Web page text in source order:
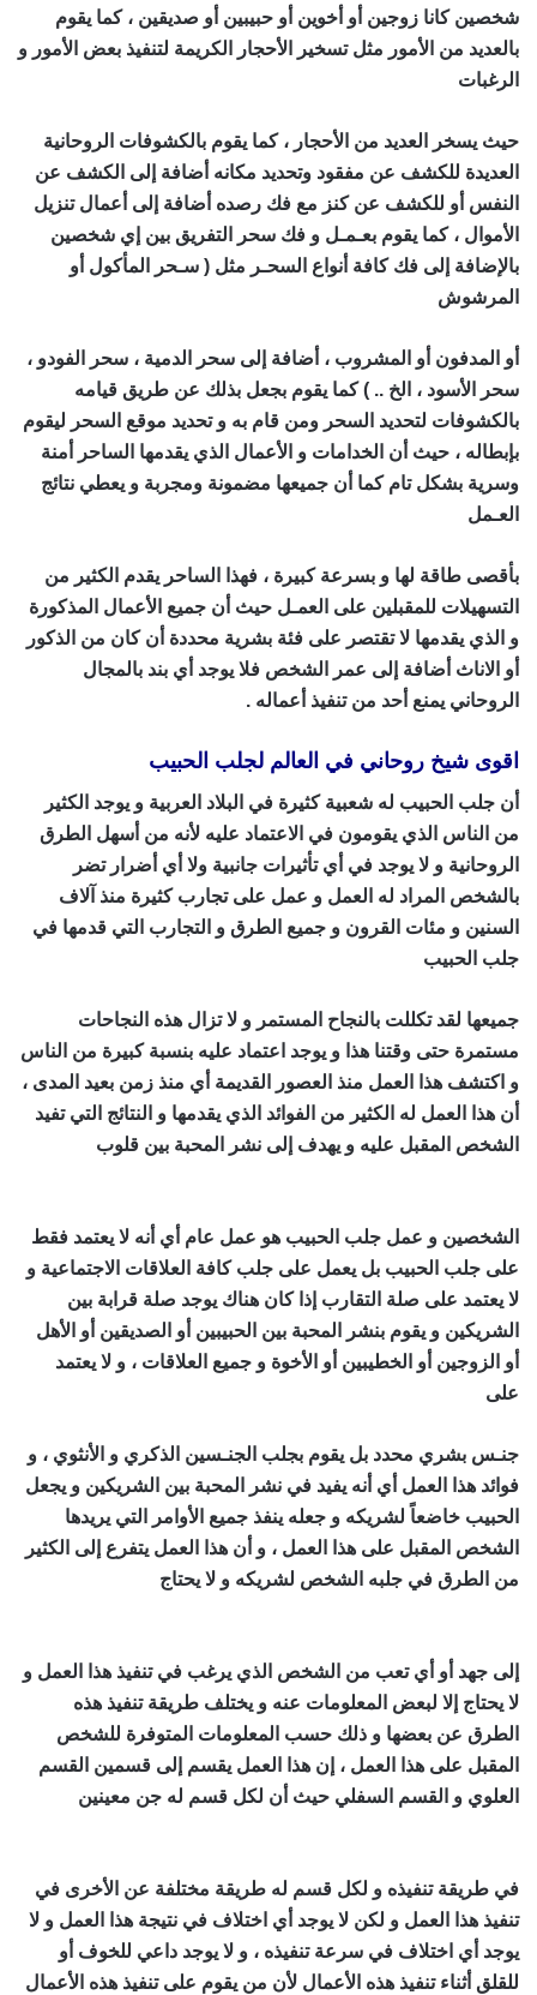
شخصين كانا زوجين أو أخوين أو حبيبين أو صديقين ، كما يقوم
بالعديد من الأمور مثل تسخير الأحجار الكريمة لتنفيذ بعض الأمور و
الرغبات
حيث يسخر العديد من الأحجار ، كما يقوم بالكشوفات الروحانية
العديدة للكشف عن مفقود وتحديد مكانه أضافة إلى الكشف عن
النفس أو للكشف عن كنز مع فك رصده أضافة إلى أعمال تنزيل
الأموال ، كما يقوم بعـمـل و فك سحر التفريق بين إي شخصين
بالإضافة إلى فك كافة أنواع السحـر مثل ( سـحر المأكول أو
المرشوش
أو المدفون أو المشروب ، أضافة إلى سحر الدمية ، سحر الفودو ،
سحر الأسود ، الخ .. ) كما يقوم بجعل بذلك عن طريق قيامه
بالكشوفات لتحديد السحر ومن قام به و تحديد موقع السحر ليقوم
بإبطاله ، حيث أن الخدامات و الأعمال الذي يقدمها الساحر أمنة
وسرية بشكل تام كما أن جميعها مضمونة ومجربة و يعطي نتائج
العـمل
بأقصى طاقة لها و بسرعة كبيرة ، فهذا الساحر يقدم الكثير من
التسهيلات للمقبلين على العمـل حيث أن جميع الأعمال المذكورة
و الذي يقدمها لا تقتصر على فئة بشرية محددة أن كان من الذكور
أو الاناث أضافة إلى عمر الشخص فلا يوجد أي بند بالمجال
الروحاني يمنع أحد من تنفيذ أعماله .
اقوى شيخ روحاني في العالم لجلب الحبيب
أن جلب الحبيب له شعبية كثيرة في البلاد العربية و يوجد الكثير
من الناس الذي يقومون في الاعتماد عليه لأنه من أسهل الطرق
الروحانية و لا يوجد في أي تأثيرات جانبية ولا أي أضرار تضر
بالشخص المراد له العمل و عمل على تجارب كثيرة منذ آلاف
السنين و مئات القرون و جميع الطرق و التجارب التي قدمها في
جلب الحبيب
جميعها لقد تكللت بالنجاح المستمر و لا تزال هذه النجاحات
مستمرة حتى وقتنا هذا و يوجد اعتماد عليه بنسبة كبيرة من الناس
و اكتشف هذا العمل منذ العصور القديمة أي منذ زمن بعيد المدى ،
أن هذا العمل له الكثير من الفوائد الذي يقدمها و النتائج التي تفيد
الشخص المقبل عليه و يهدف إلى نشر المحبة بين قلوب
الشخصين و عمل جلب الحبيب هو عمل عام أي أنه لا يعتمد فقط
على جلب الحبيب بل يعمل على جلب كافة العلاقات الاجتماعية و
لا يعتمد على صلة التقارب إذا كان هناك يوجد صلة قرابة بين
الشريكين و يقوم بنشر المحبة بين الحبيبين أو الصديقين أو الأهل
أو الزوجين أو الخطيبين أو الأخوة و جميع العلاقات ، و لا يعتمد
على
جنـس بشري محدد بل يقوم بجلب الجنـسين الذكري و الأنثوي ، و
فوائد هذا العمل أي أنه يفيد في نشر المحبة بين الشريكين و يجعل
الحبيب خاضعاً لشريكه و جعله ينفذ جميع الأوامر التي يريدها
الشخص المقبل على هذا العمل ، و أن هذا العمل يتفرع إلى الكثير
من الطرق في جلبه الشخص لشريكه و لا يحتاج
إلى جهد أو أي تعب من الشخص الذي يرغب في تنفيذ هذا العمل و
لا يحتاج إلا لبعض المعلومات عنه و يختلف طريقة تنفيذ هذه
الطرق عن بعضها و ذلك حسب المعلومات المتوفرة للشخص
المقبل على هذا العمل ، إن هذا العمل يقسم إلى قسمين القسم
العلوي و القسم السفلي حيث أن لكل قسم له جن معينين
في طريقة تنفيذه و لكل قسم له طريقة مختلفة عن الأخرى في
تنفيذ هذا العمل و لكن لا يوجد أي اختلاف في نتيجة هذا العمل و لا
يوجد أي اختلاف في سرعة تنفيذه ، و لا يوجد داعي للخوف أو
للقلق أثناء تنفيذ هذه الأعمال لأن من يقوم على تنفيذ هذه الأعمال